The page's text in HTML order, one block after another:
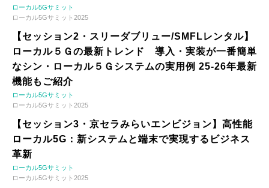
ローカル5Gサミット
ローカル5Gサミット2025
【セッション2・スリーダブリュー/SMFLレンタル】
ローカル５Ｇの最新トレンド 導入・実装が一番簡単
なシン・ローカル５Ｇシステムの実用例 25-26年最新
機能もご紹介
ローカル5Gサミット
ローカル5Gサミット2025
【セッション3・京セラみらいエンビジョン】高性能
ローカル5G：新システムと端末で実現するビジネス
革新
ローカル5Gサミット
ローカル5Gサミット2025